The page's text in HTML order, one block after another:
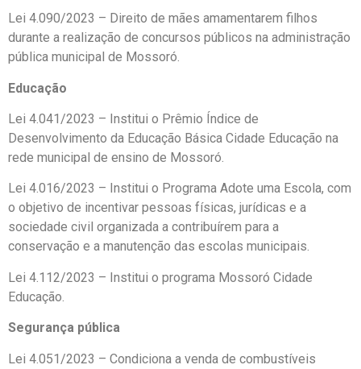
Lei 4.090/2023 – Direito de mães amamentarem filhos
durante a realização de concursos públicos na administração
pública municipal de Mossoró.
Educação
Lei 4.041/2023 – Institui o Prêmio Índice de
Desenvolvimento da Educação Básica Cidade Educação na
rede municipal de ensino de Mossoró.
Lei 4.016/2023 – Institui o Programa Adote uma Escola, com
o objetivo de incentivar pessoas físicas, jurídicas e a
sociedade civil organizada a contribuírem para a
conservação e a manutenção das escolas municipais.
Lei 4.112/2023 – Institui o programa Mossoró Cidade
Educação.
Segurança pública
Lei 4.051/2023 – Condiciona a venda de combustíveis